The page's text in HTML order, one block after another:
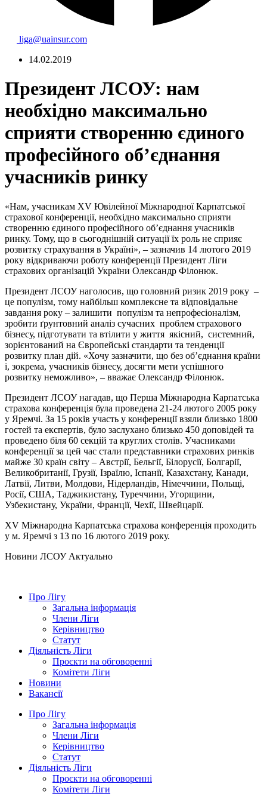
liga@uainsur.com
14.02.2019
Президент ЛСОУ: нам
необхідно максимально
сприяти створенню єдиного
професійного об’єднання
учасників ринку
«Нам, учасникам XV Ювілейної Міжнародної Карпатської
страхової конференції, необхідно максимально сприяти
створенню єдиного професійного об’єднання учасників
ринку. Тому, що в сьогоднішній ситуації їх роль не сприяє
розвитку страхування в Україні», – зазначив 14 лютого 2019
року відкриваючи роботу конференції Президент Ліги
страхових організацій України Олександр Філонюк.
Президент ЛСОУ наголосив, що головний ризик 2019 року –
це популізм, тому найбільш комплексне та відповідальне
завдання року – залишити популізм та непрофесіоналізм,
зробити ґрунтовний аналіз сучасних проблем страхового
бізнесу, підготувати та втілити у життя якісний, системний,
зорієнтований на Європейські стандарти та тенденції
розвитку план дій. «Хочу зазначити, що без об’єднання країни
і, зокрема, учасників бізнесу, досягти мети успішного
розвитку неможливо», – вважає Олександр Філонюк.
Президент ЛСОУ нагадав, що Перша Міжнародна Карпатська
страхова конференція була проведена 21-24 лютого 2005 року
у Яремчі. За 15 років участь у конференції взяли близько 1800
гостей та експертів, було заслухано близько 450 доповідей та
проведено біля 60 секцій та круглих столів. Учасниками
конференції за цей час стали представники страхових ринків
майже 30 країн світу – Австрії, Бельгії, Білорусії, Болгарії,
Великобританії, Грузії, Ізраїлю, Іспанії, Казахстану, Канади,
Латвії, Литви, Молдови, Нідерландів, Німеччини, Польщі,
Росії, США, Таджикистану, Туреччини, Угорщини,
Узбекистану, України, Франції, Чехії, Швейцарії.
ХV Міжнародна Карпатська страхова конференція проходить
у м. Яремчі з 13 по 16 лютого 2019 року.
Hовини ЛСОУ Актуально
Про Лігу
Загальна інформація
Члени Ліги
Керівництво
Статут
Діяльність Ліги
Проєкти на обговоренні
Комітети Ліги
Новини
Вакансії
Про Лігу
Загальна інформація
Члени Ліги
Керівництво
Статут
Діяльність Ліги
Проєкти на обговоренні
Комітети Ліги